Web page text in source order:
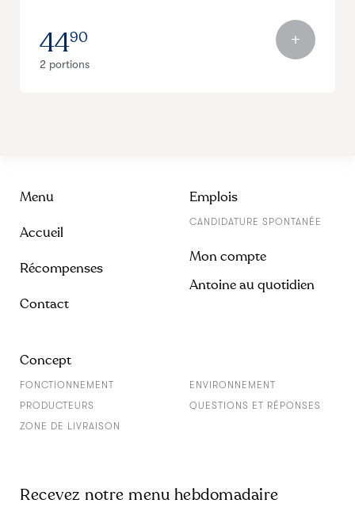
4490
2 portions
Menu
Accueil
Récompenses
Contact
Emplois
CANDIDATURE SPONTANÉE
Mon compte
Antoine au quotidien
Concept
FONCTIONNEMENT
ENVIRONNEMENT
PRODUCTEURS
QUESTIONS ET RÉPONSES
ZONE DE LIVRAISON
Recevez notre menu hebdomadaire